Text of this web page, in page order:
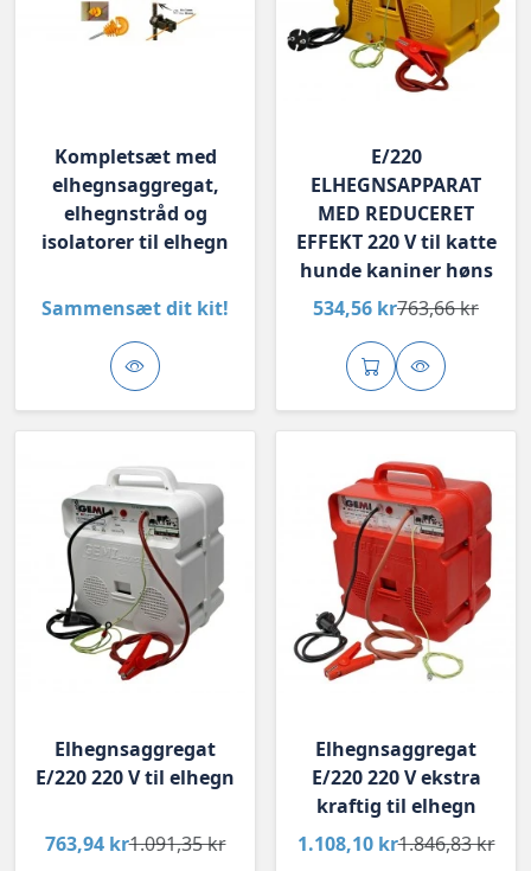
Kompletsæt med
elhegnsaggregat,
elhegnstråd og
isolatorer til elhegn
Sammensæt dit kit!
E/220
ELHEGNSAPPARAT
MED REDUCERET
EFFEKT 220 V til katte
hunde kaniner høns
534,56 kr763,66 kr
Elhegnsaggregat
E/220 220 V til elhegn
763,94 kr1.091,35 kr
Elhegnsaggregat
E/220 220 V ekstra
kraftig til elhegn
1.108,10 kr1.846,83 kr